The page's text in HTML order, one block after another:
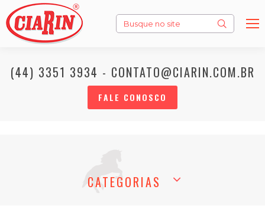
Search:
(44) 3351 3934 - CONTATO@CIARIN.COM.BR
FALE CONOSCO
CATEGORIAS